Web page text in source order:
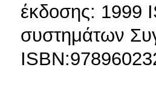
έκδοσης: 1999
συστημάτων